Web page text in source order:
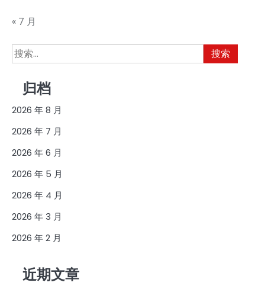
« 7 月
搜
索：
归档
2026 年 8 月
2026 年 7 月
2026 年 6 月
2026 年 5 月
2026 年 4 月
2026 年 3 月
2026 年 2 月
近期文章